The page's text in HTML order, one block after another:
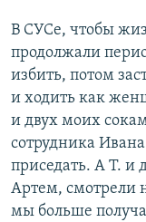
В СУСе, чтобы
продолжали
избить, потом
и ходить как
и двух моих
сотрудника
приседать. А Т. и
Артем, смотрели
мы больше